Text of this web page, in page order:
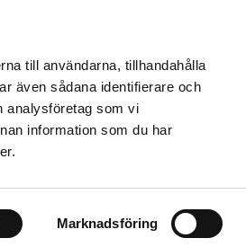
till användarna, tillhandahålla
även sådana identifierare och
analysföretag som vi
information som du har
Marknadsföring